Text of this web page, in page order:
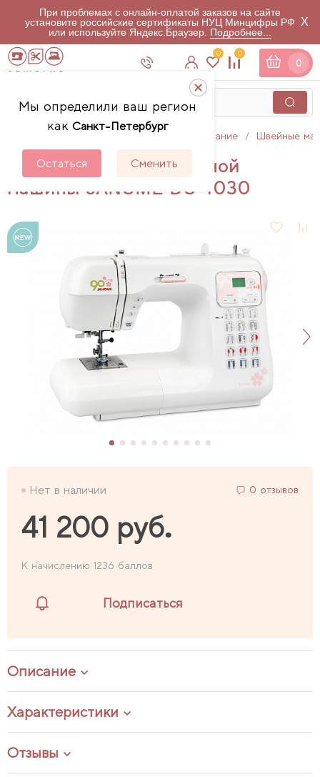
При проблемах с онлайн-оплатой заказов на сайте
установите российские сертификаты НУЦ Минцифры РФ
или используйте Яндекс.Браузер. Подробнее...
X
Мы определили ваш регион
как Санкт-Петербург
Остаться Сменить
0 0
0
Швейное оборудование Швейные
Инструкции для швейной
машины JANOME DC 4030
Нет в наличии 0 отзывов
41 200 руб.
К начислению 1236 баллов
Подписаться
Описание
Характеристики
Отзывы